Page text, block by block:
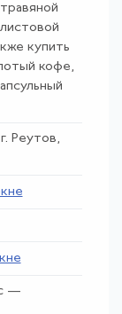
купить
кофе,
Реутов,
—